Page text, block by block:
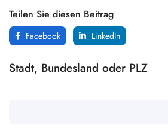
Teilen Sie diesen Beitrag
Facebook LinkedIn
Stadt, Bundesland oder PLZ